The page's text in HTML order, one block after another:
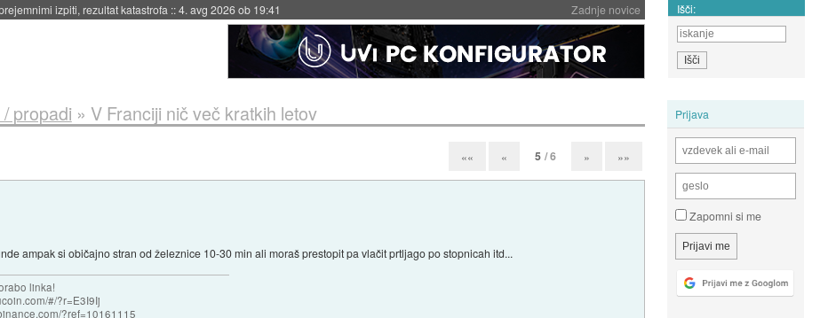
Zadnje novice
za večkratno uporabo::4. avg 2026 ob 19:41 Išči:
Prijava
Zapomni si me
propadi » V Franciji nič več kratkih letov
«« « 5 / 6 » »»
ampak si običajno stran od železnice 10-30 min ali moraš prestopit pa vlačit prtljago po stopnicah itd...
linka!
#/?r=E3I9Ij
?ref=10161115